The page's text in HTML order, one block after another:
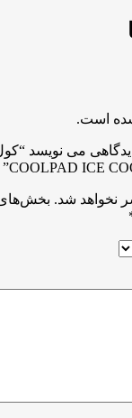
است.
می نویسد
نخواهد شد. بخش‌های